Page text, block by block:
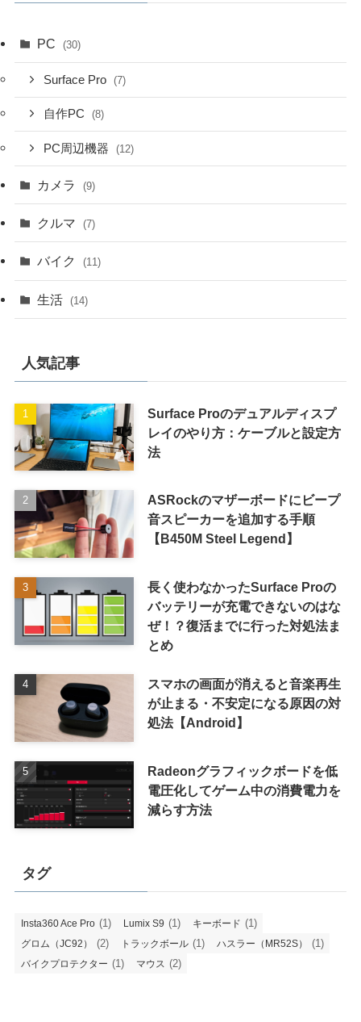
PC (30)
Surface Pro (7)
自作PC (8)
PC周辺機器 (12)
カメラ (9)
クルマ (7)
バイク (11)
生活 (14)
人気記事
Surface Proのデュアルディスプ
レイのやり方：ケーブルと設定方
法
ASRockのマザーボードにビープ
音スピーカーを追加する手順
【B450M Steel Legend】
長く使わなかったSurface Proの
バッテリーが充電できないのはな
ぜ！？復活までに行った対処法ま
とめ
スマホの画面が消えると音楽再生
が止まる・不安定になる原因の対
処法【Android】
Radeonグラフィックボードを低
電圧化してゲーム中の消費電力を
減らす方法
タグ
Insta360 Ace Pro (1) Lumix S9 (1) キーボード (1)
グロム（JC92） (2) トラックボール (1) ハスラー（MR52S） (1)
バイクプロテクター (1) マウス (2)